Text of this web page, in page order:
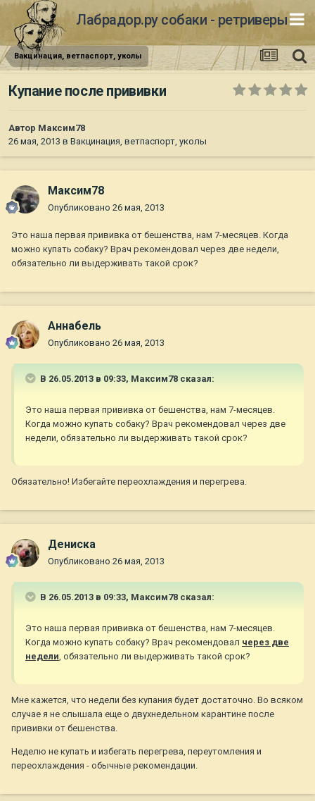
Лабрадор.ру собаки - ретриверы
Вакцинация, ветпаспорт, уколы
Купание после прививки
Автор Максим78
26 мая, 2013 в Вакцинация, ветпаспорт, уколы
Максим78
Опубликовано 26 мая, 2013
Это наша первая прививка от бешенства, нам 7-месяцев. Когда
можно купать собаку? Врач рекомендовал через две недели,
обязательно ли выдерживать такой срок?
Aннaбель
Опубликовано 26 мая, 2013
В 26.05.2013 в 09:33, Максим78 сказал:
Это наша первая прививка от бешенства, нам 7-месяцев.
Когда можно купать собаку? Врач рекомендовал через две
недели, обязательно ли выдерживать такой срок?
Обязательно! Избегайте переохлаждения и перегрева.
Дениска
Опубликовано 26 мая, 2013
В 26.05.2013 в 09:33, Максим78 сказал:
Это наша первая прививка от бешенства, нам 7-месяцев.
Когда можно купать собаку? Врач рекомендовал через две
недели, обязательно ли выдерживать такой срок?
Мне кажется, что недели без купания будет достаточно. Во всяком
случае я не слышала еще о двухнедельном карантине после
прививки от бешенства.
Неделю не купать и избегать перегрева, переутомления и
переохлаждения - обычные рекомендации.